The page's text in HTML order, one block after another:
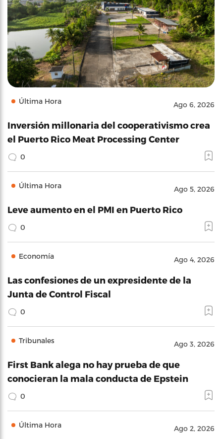
Última Hora Ago 6, 2026
Inversión millonaria del cooperativismo crea
el Puerto Rico Meat Processing Center
0
Última Hora Ago 5, 2026
Leve aumento en el PMI en Puerto Rico
0
Economía Ago 4, 2026
Las confesiones de un expresidente de la
Junta de Control Fiscal
0
Tribunales Ago 3, 2026
First Bank alega no hay prueba de que
conocieran la mala conducta de Epstein
0
Última Hora Ago 2, 2026